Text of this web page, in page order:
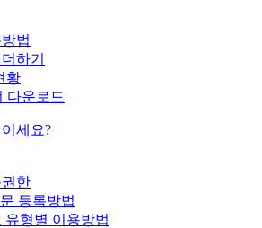
법
하기
황
다운로드
세요?
한
등록방법
유형별 이용방법